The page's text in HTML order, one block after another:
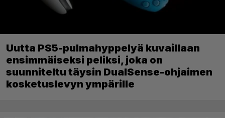
Uutta PS5-pulmahyppelyä kuvaillaan
ensimmäiseksi peliksi, joka on
suunniteltu täysin DualSense-ohjaimen
kosketuslevyn ympärille